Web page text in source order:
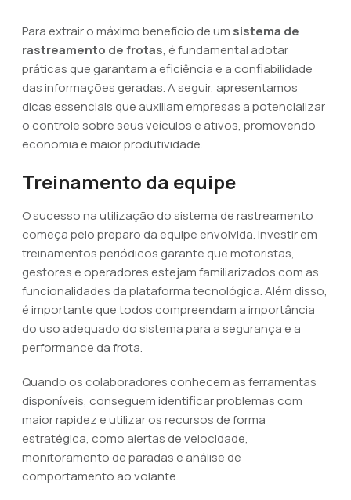
Para extrair o máximo benefício de um sistema de
rastreamento de frotas, é fundamental adotar
práticas que garantam a eficiência e a confiabilidade
das informações geradas. A seguir, apresentamos
dicas essenciais que auxiliam empresas a potencializar
o controle sobre seus veículos e ativos, promovendo
economia e maior produtividade.
Treinamento da equipe
O sucesso na utilização do sistema de rastreamento
começa pelo preparo da equipe envolvida. Investir em
treinamentos periódicos garante que motoristas,
gestores e operadores estejam familiarizados com as
funcionalidades da plataforma tecnológica. Além disso,
é importante que todos compreendam a importância
do uso adequado do sistema para a segurança e a
performance da frota.
Quando os colaboradores conhecem as ferramentas
disponíveis, conseguem identificar problemas com
maior rapidez e utilizar os recursos de forma
estratégica, como alertas de velocidade,
monitoramento de paradas e análise de
comportamento ao volante.